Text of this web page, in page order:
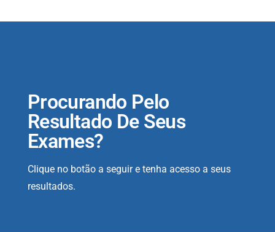
Procurando Pelo
Resultado De Seus
Exames?
Clique no botão a seguir e tenha acesso a seus
resultados.